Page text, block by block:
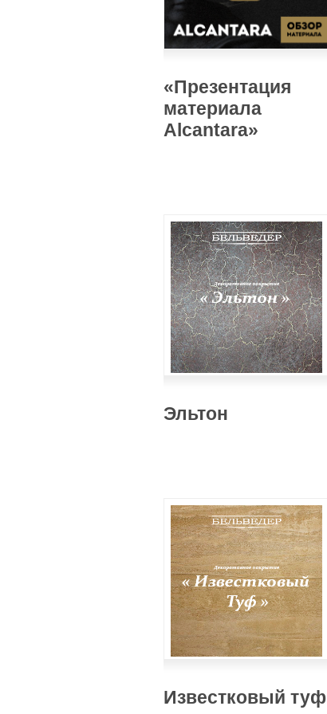
«Презентация
материала
Alcantara»
Эльтон
Известковый туф